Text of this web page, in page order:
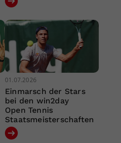
01.07.2026
Einmarsch der Stars
bei den win2day
Open Tennis
Staatsmeisterschaften